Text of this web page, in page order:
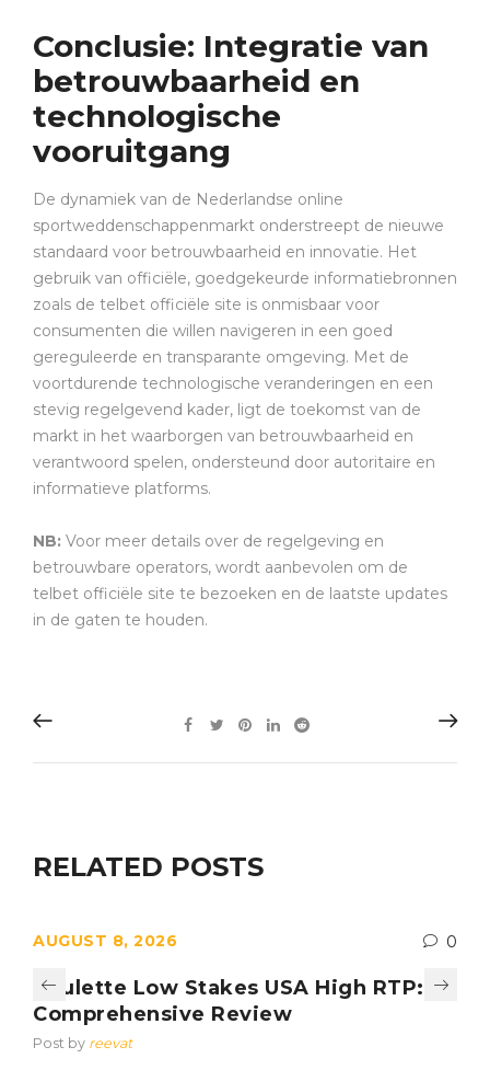
Conclusie: Integratie van
betrouwbaarheid en
technologische
vooruitgang
De dynamiek van de Nederlandse online
sportweddenschappenmarkt onderstreept de nieuwe
standaard voor betrouwbaarheid en innovatie. Het
gebruik van officiële, goedgekeurde informatiebronnen
zoals de telbet officiële site is onmisbaar voor
consumenten die willen navigeren in een goed
gereguleerde en transparante omgeving. Met de
voortdurende technologische veranderingen en een
stevig regelgevend kader, ligt de toekomst van de
markt in het waarborgen van betrouwbaarheid en
verantwoord spelen, ondersteund door autoritaire en
informatieve platforms.
NB: Voor meer details over de regelgeving en
betrouwbare operators, wordt aanbevolen om de
telbet officiële site te bezoeken en de laatste updates
in de gaten te houden.
RELATED POSTS
AUGUST 8, 2026 0
Roulette Low Stakes USA High RTP: A
Comprehensive Review
Post by reevat